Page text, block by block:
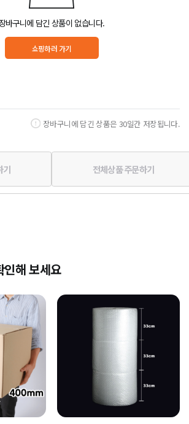
바구니에 담긴 상품이 없습니다.
쇼핑하러 가기
장바구니에 담긴 상품은 30일간 저장됩니다.
기 전체상품 주문하기
인해 보세요